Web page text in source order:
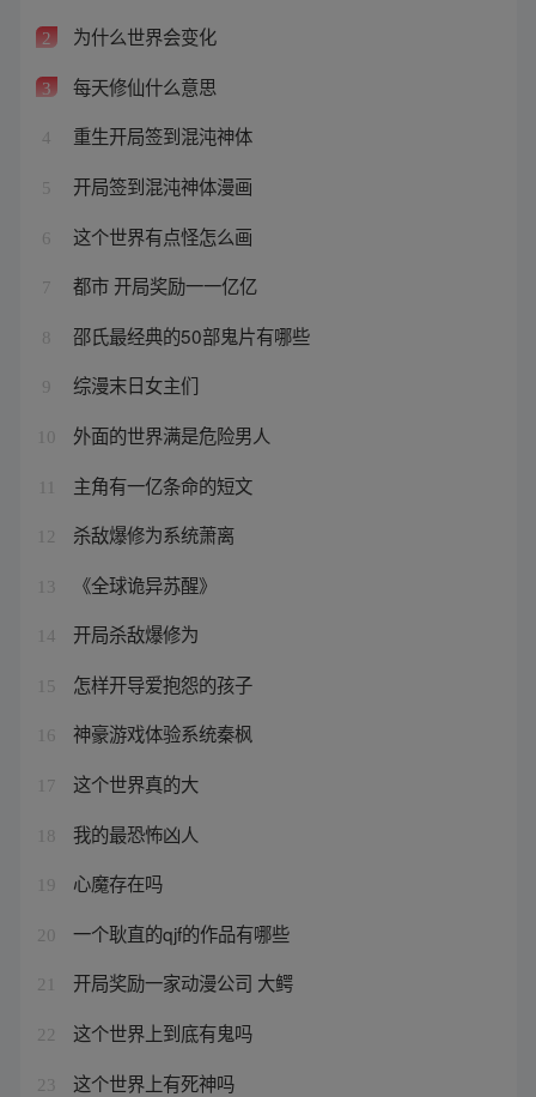
2 为什么世界会变化
3 每天修仙什么意思
4 重生开局签到混沌神体
5 开局签到混沌神体漫画
6 这个世界有点怪怎么画
7 都市 开局奖励一一亿亿
8 邵氏最经典的50部鬼片有哪些
9 综漫末日女主们
10 外面的世界满是危险男人
主角有一亿条命的短文
12 杀敌爆修为系统萧离
13 《全球诡异苏醒》
14 开局杀敌爆修为
15 怎样开导爱抱怨的孩子
16 神豪游戏体验系统秦枫
17 这个世界真的大
18 我的最恐怖凶人
19 心魔存在吗
20 一个耿直的qjf的作品有哪些
21 开局奖励一家动漫公司 大鳄
22 这个世界上到底有鬼吗
23 这个世界上有死神吗